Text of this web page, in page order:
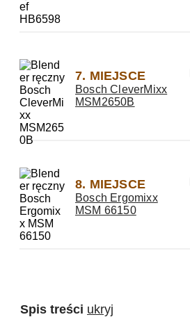
7. MIEJSCE
Bosch CleverMixx
MSM2650B
8. MIEJSCE
Bosch Ergomixx
MSM 66150
Spis treści ukryj